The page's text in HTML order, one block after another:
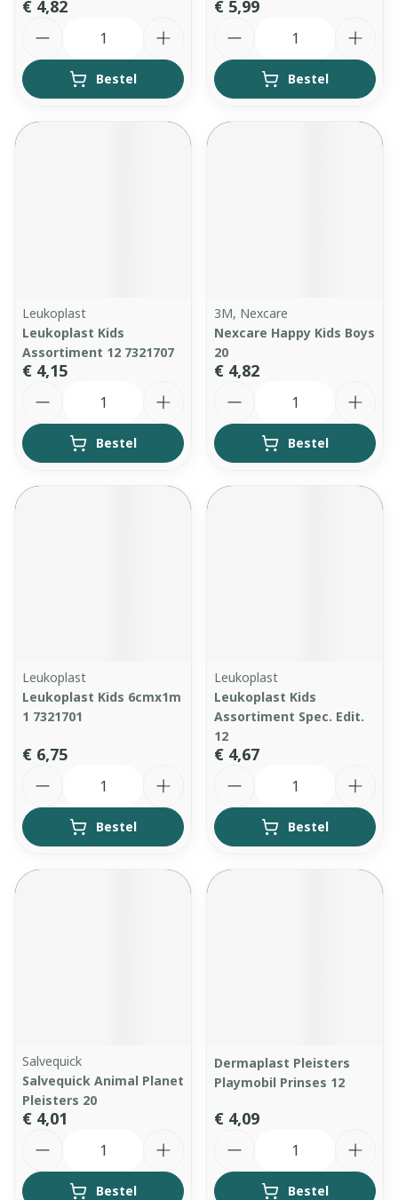
€ 4,82
Bestel
€ 5,99
Bestel
Leukoplast
Leukoplast Kids
Assortiment 12 7321707
€ 4,15
Bestel
3M, Nexcare
Nexcare Happy Kids Boys
20
€ 4,82
Bestel
Leukoplast
Leukoplast Kids 6cmx1m
1 7321701
€ 6,75
Bestel
Leukoplast
Leukoplast Kids
Assortiment Spec. Edit.
12
€ 4,67
Bestel
Salvequick
Salvequick Animal Planet
Pleisters 20
€ 4,01
Bestel
Dermaplast Pleisters
Playmobil Prinses 12
€ 4,09
Bestel